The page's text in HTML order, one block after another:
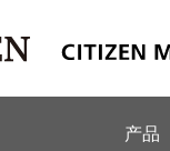
产品